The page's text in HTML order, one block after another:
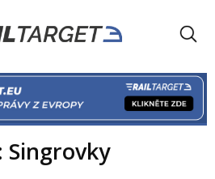
Singrovky